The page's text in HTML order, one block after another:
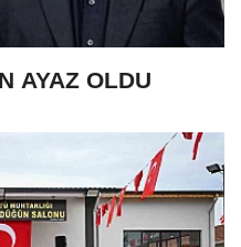
AYAZ OLDU